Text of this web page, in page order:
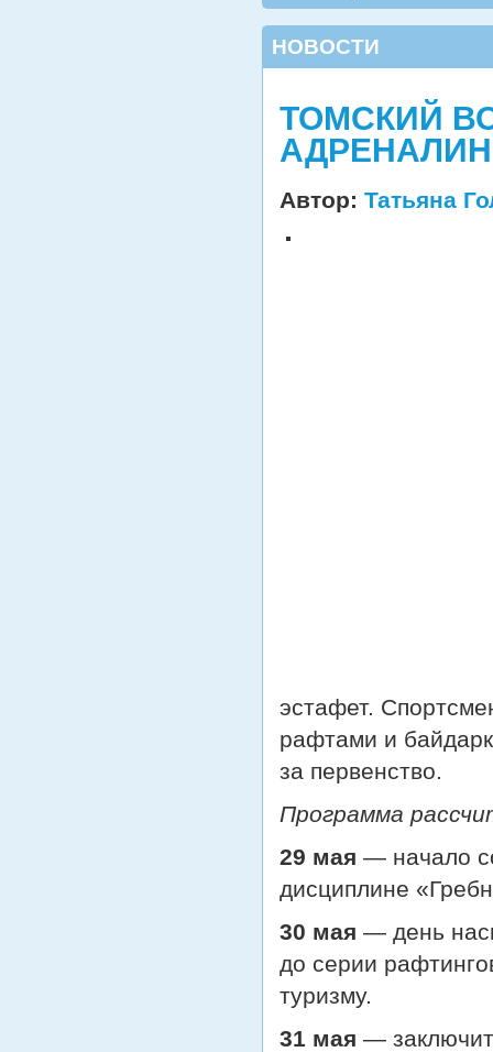
НОВОСТИ
ТОМСКИЙ
Автор: Татьяна
эстафет.
рафтами и
за первенство.
Программа
29 мая — начало
дисциплине
30 мая — день
до серии
туризму.
31 мая —